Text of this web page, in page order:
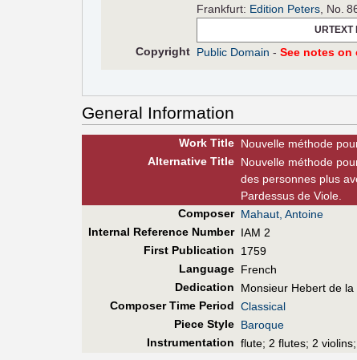
Frankfurt: Edition Peters , No.
URTEXT
Copyright Public Domain -See notes
General Information
Work Title Nouvelle méthode
AlternativeTitle Nouvelle méthode
des personnes plus
Pardessus de Viole.
Composer Mahaut, Antoine
Internal Reference Number IAM 2
First Publication
1759
Language French
Dedication
Monsieur Hebert de la
Composer Time Period Classical
Piece Style Baroque
Instrumentation flute; 2 flutes; 2